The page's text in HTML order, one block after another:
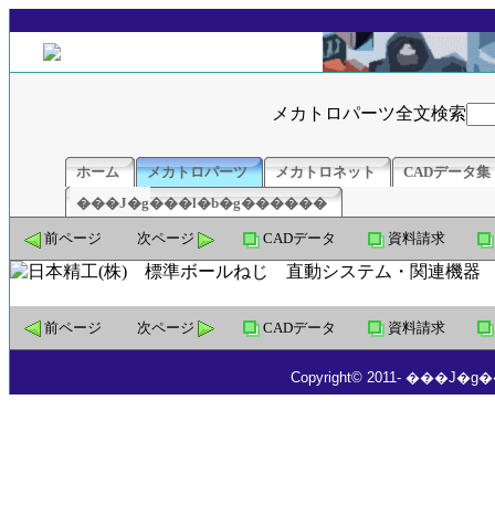
メカトロパーツ全文検索
ホーム メカトロパーツ メカトロネット
CADデータ集
���J�g���l�b�g������
前ページ 次ページ CADデータ 資料請求
前ページ 次ページ CADデータ 資料請求
Copyright© 2011-